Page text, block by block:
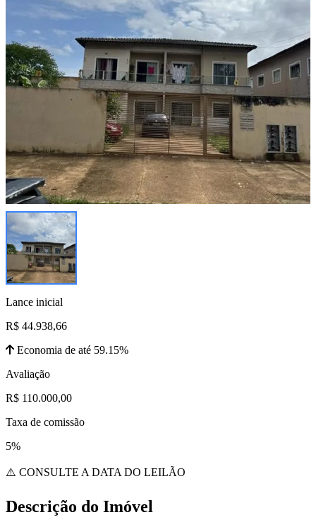
Lance inicial
R$ 44.938,66
Economia de até 59.15%
Avaliação
R$ 110.000,00
Taxa de comissão
5%
⚠️ CONSULTE A DATA DO LEILÃO
Descrição do Imóvel